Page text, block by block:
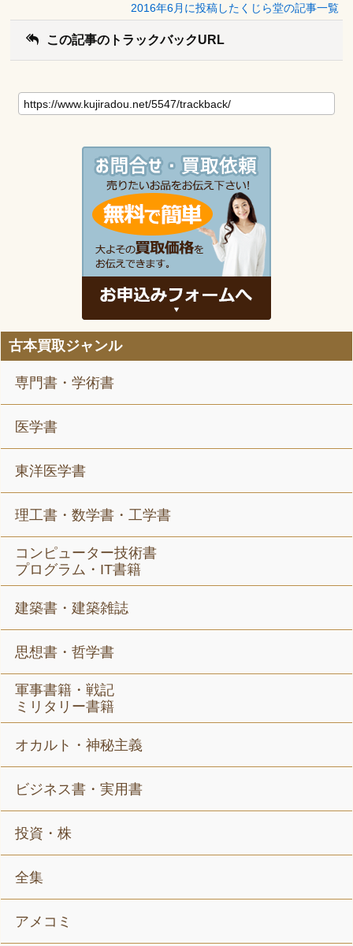
2016年6月に投稿したくじら堂の記事一覧
この記事のトラックバックURL
古本買取ジャンル
専門書・学術書
医学書
東洋医学書
理工書・数学書・工学書
コンピューター技術書
プログラム・IT書籍
建築書・建築雑誌
思想書・哲学書
軍事書籍・戦記
ミリタリー書籍
オカルト・神秘主義
ビジネス書・実用書
投資・株
全集
アメコミ